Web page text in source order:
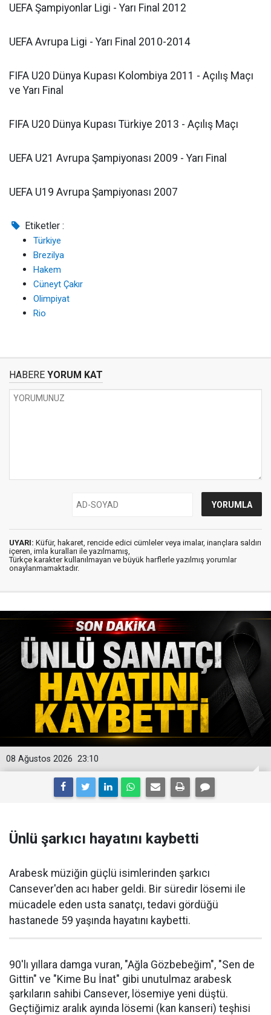
UEFA Şampiyonlar Ligi - Yarı Final 2012
UEFA Avrupa Ligi - Yarı Final 2010-2014
FIFA U20 Dünya Kupası Kolombiya 2011 - Açılış Maçı
ve Yarı Final
FIFA U20 Dünya Kupası Türkiye 2013 - Açılış Maçı
UEFA U21 Avrupa Şampiyonası 2009 - Yarı Final
UEFA U19 Avrupa Şampiyonası 2007
Etiketler :
Türkiye
Brezilya
Hakem
Cüneyt Çakır
Olimpiyat
Rio
HABERE YORUM KAT
UYARI: Küfür, hakaret, rencide edici cümleler veya imalar, inançlara saldırı
içeren, imla kuralları ile yazılmamış,
Türkçe karakter kullanılmayan ve büyük harflerle yazılmış yorumlar
onaylanmamaktadır.
23:10
08 Ağustos 2026
Ünlü şarkıcı hayatını kaybetti
Arabesk müziğin güçlü isimlerinden şarkıcı
Cansever'den acı haber geldi. Bir süredir lösemi ile
mücadele eden usta sanatçı, tedavi gördüğü
hastanede 59 yaşında hayatını kaybetti.
90'lı yıllara damga vuran, "Ağla Gözbebeğim", "Sen de
Gittin" ve "Kime Bu İnat" gibi unutulmaz arabesk
şarkıların sahibi Cansever, lösemiye yeni düştü.
Geçtiğimiz aralık ayında lösemi (kan kanseri) teşhisi